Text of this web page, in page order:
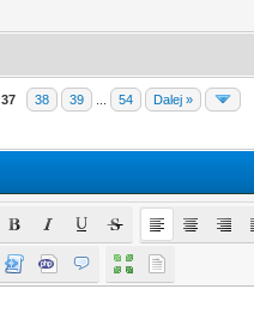
37 38 39 54 Dalej »